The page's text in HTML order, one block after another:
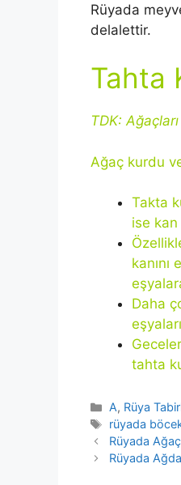
Rüyada
delalettir.
Tahta
TDK:
Ağaç kurdu
Takta
ise
Daha
tahta
Kategoriler
A, Rüya
Etiketler
rüyada
Rüyada
Rüyada